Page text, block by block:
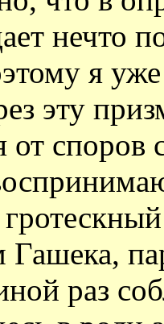
нечто
я
эту
от
Гашека,
раз